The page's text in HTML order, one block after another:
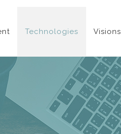
Technologies Visions